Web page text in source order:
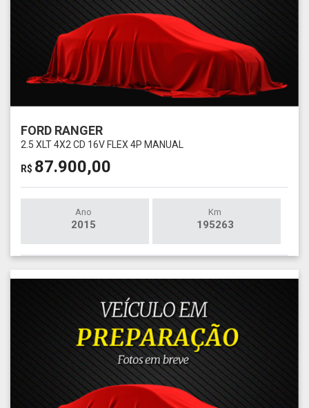
FORD RANGER
2.5 XLT 4X2 CD 16V FLEX 4P MANUAL
R$ 87.900,00
Ano
2015
Km
195263